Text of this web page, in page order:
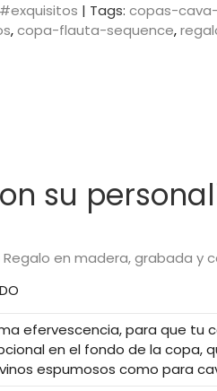
| Tags: copas-
copa-flauta-sequence
su
en madera, grabada y
efervescencia, para que tu
en el fondo de la copa,
espumosos como para